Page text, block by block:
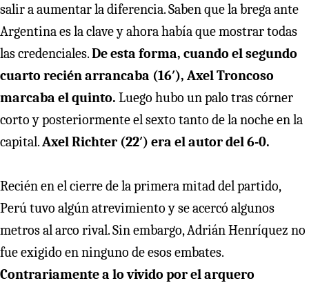
salir a aumentar la diferencia. Saben que la brega ante
Argentina es la clave y ahora había que mostrar todas
las credenciales.De esta forma, cuando el segundo
cuarto recién arrancaba (16′), Axel Troncoso
marcaba el quinto. Luego hubo un palo tras córner
corto y posteriormente el sexto tanto de la noche en la
capital.Axel Richter (22′) era el autor del 6-0.
Recién en el cierre de la primera mitad del partido,
Perú tuvo algún atrevimiento y se acercó algunos
metros al arco rival. Sin embargo, Adrián Henríquez no
fue exigido en ninguno de esos embates.
Contrariamente a lo vivido por el arquero